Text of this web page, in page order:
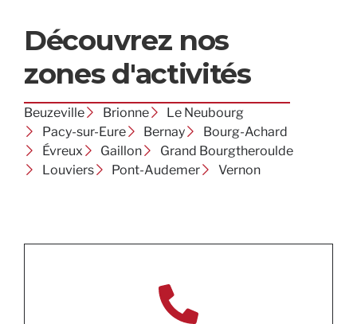
Découvrez nos
zones d'activités
Beuzeville Brionne
Le Neubourg
Pacy-sur-Eure
Bernay
Bourg-Achard
Évreux
Gaillon
Grand Bourgtheroulde
Louviers
Pont-Audemer Vernon